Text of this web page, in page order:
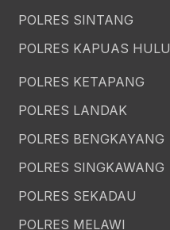
POLRES SINTANG
POLRES KAPUAS HULU
POLRES KETAPANG
POLRES LANDAK
POLRES BENGKAYANG
POLRES SINGKAWANG
POLRES SEKADAU
POLRES MELAWI